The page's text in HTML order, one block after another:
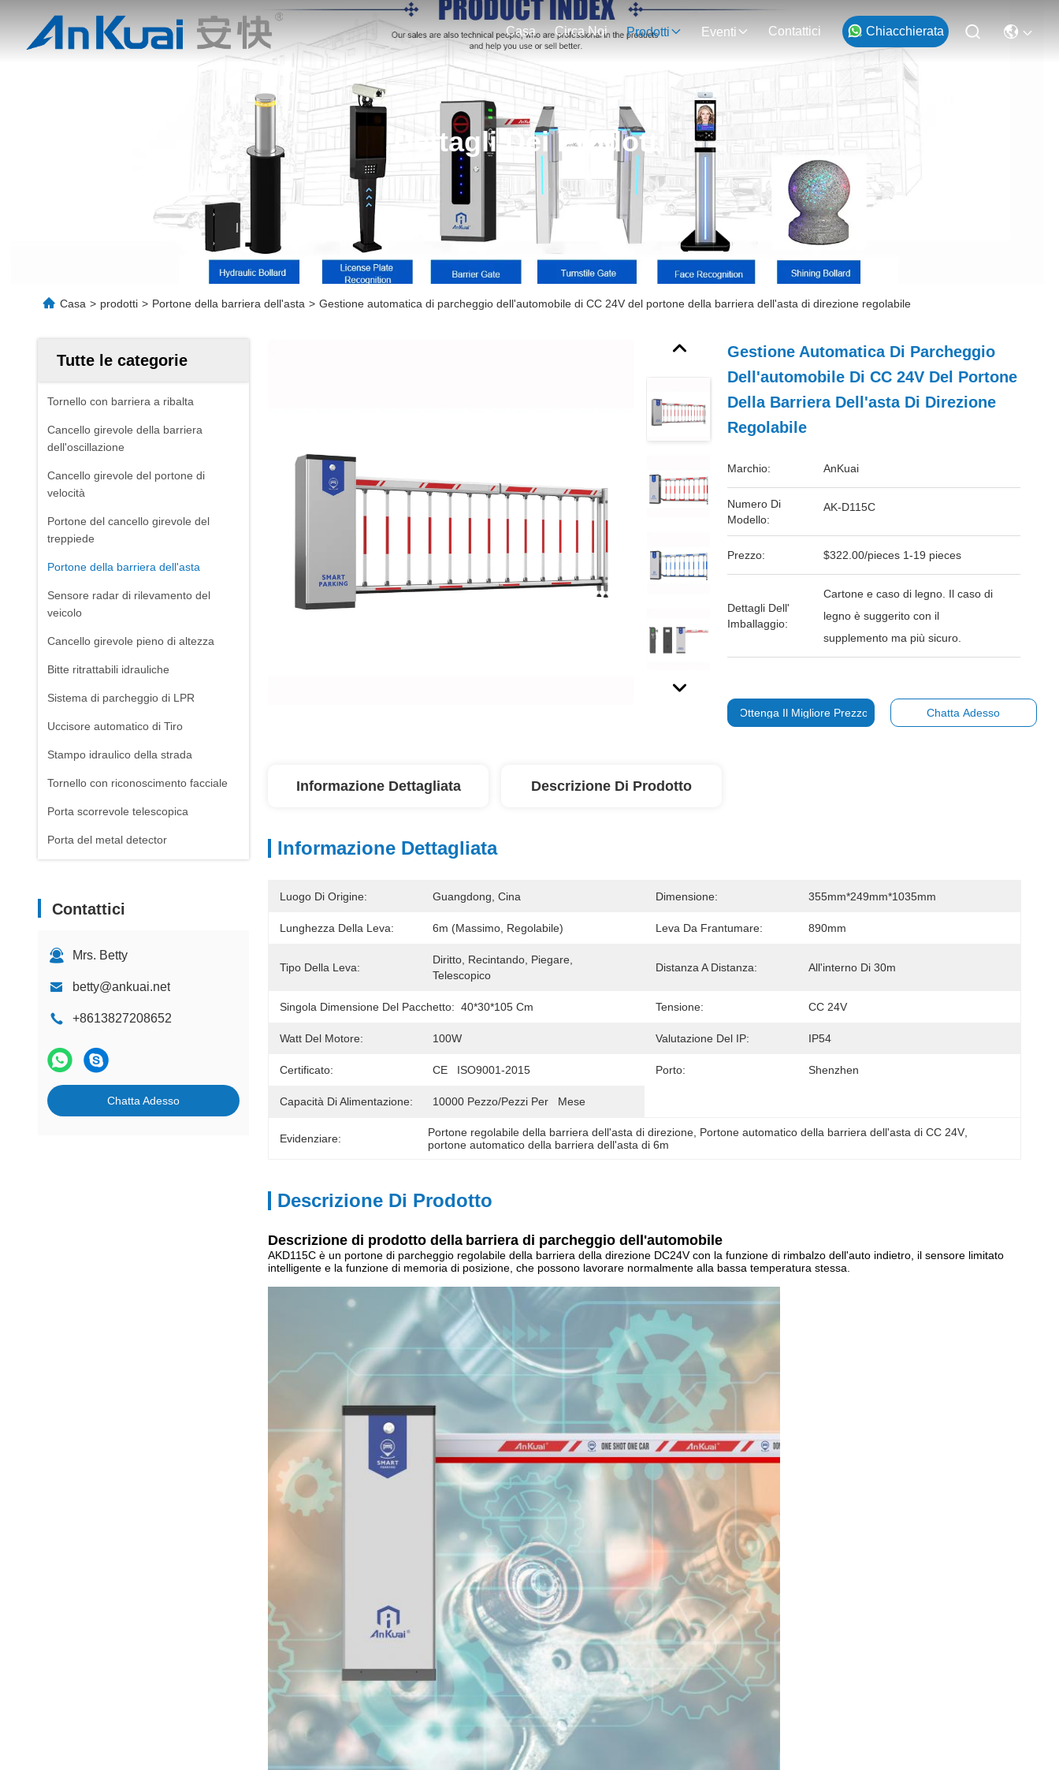
Casa Circa Noi Prodotti Eventi Contattici Chiacchierata
Dettagli Dei Prodotti
Casa > prodotti > Portone della barriera dell'asta > Gestione automatica di parcheggio dell'automobile di CC 24V del portone della barriera dell'asta di direzione regolabile
Tutte le categorie
Tornello con barriera a ribalta
Cancello girevole della barriera
dell'oscillazione
Cancello girevole del portone di
velocità
Portone del cancello girevole del
treppiede
Portone della barriera dell'asta
Sensore radar di rilevamento del
veicolo
Cancello girevole pieno di altezza
Bitte ritrattabili idrauliche
Sistema di parcheggio di LPR
Uccisore automatico di Tiro
Stampo idraulico della strada
Tornello con riconoscimento facciale
Porta scorrevole telescopica
Porta del metal detector
Contattici
Mrs. Betty
betty@ankuai.net
+8613827208652
Chatta Adesso
Gestione Automatica Di Parcheggio
Dell'automobile Di CC 24V Del Portone
Della Barriera Dell'asta Di Direzione
Regolabile
Marchio: AnKuai
Numero Di
Modello:
AK-D115C
Prezzo: $322.00/pieces 1-19 pieces
Dettagli Dell'
Imballaggio:
Cartone e caso di legno. Il caso di
legno è suggerito con il
supplemento ma più sicuro.
Ottenga Il Migliore Prezzo Chatta Adesso
Informazione Dettagliata Descrizione Di Prodotto
Informazione Dettagliata
Luogo Di Origine: Guangdong, Cina Dimensione: 355mm*249mm*1035mm
Lunghezza Della Leva: 6m (massimo, Regolabile) Leva Da Frantumare: 890mm
Tipo Della Leva:
Diritto, Recintando, Piegare,
Telescopico
Distanza A Distanza: All'interno Di 30m
Singola Dimensione Del Pacchetto: 40*30*105 Cm Tensione: CC 24V
Watt Del Motore: 100W Valutazione Del IP: IP54
Certificato: CE   ISO9001-2015 Porto: Shenzhen
Capacità Di Alimentazione: 10000 Pezzo/pezzi Per   Mese
Evidenziare: Portone regolabile della barriera dell'asta di direzione Portone automatico della barriera dell'asta di CC 24V
portone automatico della barriera dell'asta di 6m
Descrizione Di Prodotto
Descrizione di prodotto della barriera di parcheggio dell'automobile
AKD115C è un portone di parcheggio regolabile della barriera della direzione DC24V con la funzione di rimbalzo dell'auto indietro, il sensore limitato
intelligente e la funzione di memoria di posizione, che possono lavorare normalmente alla bassa temperatura stessa.